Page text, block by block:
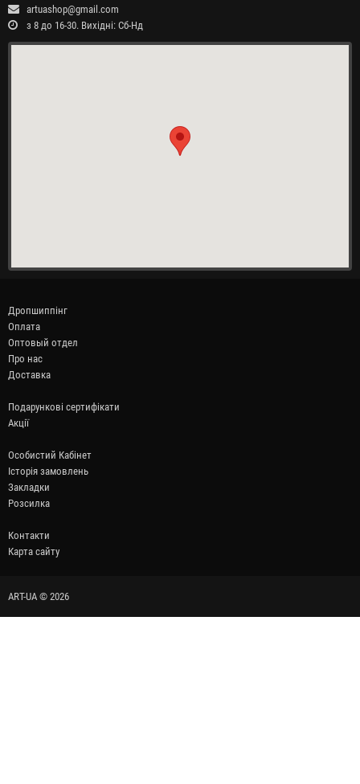
artuashop@gmail.com
з 8 до 16-30. Вихідні: Сб-Нд
Дропшиппінг
Оплата
Оптовый отдел
Про нас
Доставка
Подарункові сертифікати
Акції
Особистий Кабінет
Історія замовлень
Закладки
Розсилка
Контакти
Карта сайту
ART-UA © 2026